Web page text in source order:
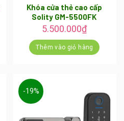
Khóa cửa thẻ cao cấp
Solity GM-5500FK
5.500.000₫
Thêm vào giỏ hàng
-19%